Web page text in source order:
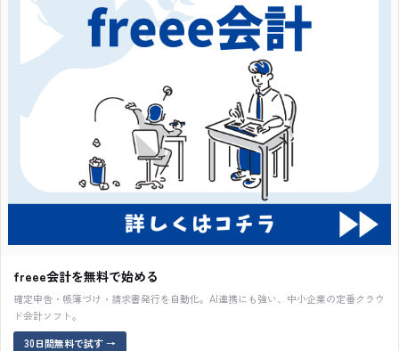
freee会計を無料で始める
確定申告・帳簿づけ・請求書発行を自動化。AI連携にも強い、中小企業の定番クラウ
ド会計ソフト。
30日間無料で試す→